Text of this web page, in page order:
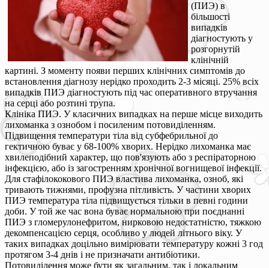
(ПИЭ) в
більшості
випадків
діагностують у
розгорнутій
клінічній
картині. З моменту появи перших клінічних симптомів до
встановлення діагнозу нерідко проходить 2-3 місяці. 25% всіх
випадків ПИЭ діагностують під час оперативного втручання
на серці або розтині трупа.
Клініка ПИЭ. У класичних випадках на перше місце виходить
лихоманка з ознобом і посиленим потовиділенням.
Підвищення температури тіла від субфебрильної до
гектичною буває у 68-100% хворих. Нерідко лихоманка має
хвилеподібний характер, що пов'язують або з респіраторною
інфекцією, або із загостренням хронічної вогнищевої інфекції.
Для стафілококового ПИЭ властива лихоманка, озноб, які
тривають тижнями, профузна пітливість. У частини хворих
ПИЭ температура тіла підвищується тільки в певні години
доби. У той же час вона буває нормальною при поєднанні
ПИЭ з гломерулонефритом, нирковою недостатністю, тяжкою
декомпенсацією серця, особливо у людей літнього віку. У
таких випадках доцільно вимірювати температуру кожні 3 год
протягом 3-4 днів і не призначати антибіотики.
Потовиділення може бути як загальним, так і локальним